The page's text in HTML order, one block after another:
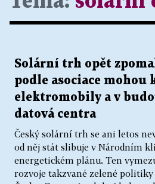
Solární trh opět
podle asociace mohou
elektromobily a v
datová centra
Český solární trh se ani letos
od něj stát slibuje v Národním
energetickém plánu. Ten
rozvoje takzvané zelené